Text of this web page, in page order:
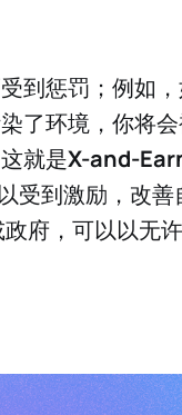
到惩罚；例如
了环境，你将
就是X-and-
受到激励，改
府，可以以无